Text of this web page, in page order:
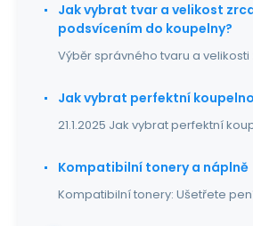
Jak vybrat tvar a velikost
podsvícením do koupelny?
Výběr správného tvaru a velikosti
Jak vybrat perfektní
21.1.2025 Jak vybrat perfektní
Kompatibilní tonery a náplně
Kompatibilní tonery: Ušetřete